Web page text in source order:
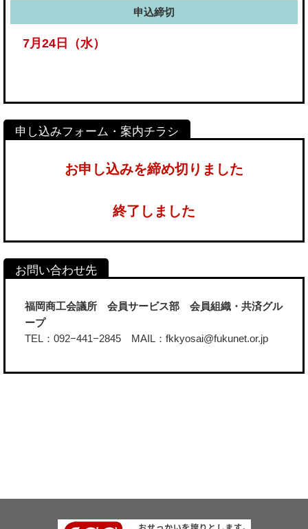
申込締切
7月24日（水）
お申し込みを締め切りました
終了しました
福岡商工会議所 会員サービス部 会員組織・共済グル
ープ
TEL：092−441−2845 MAIL：fkkyosai@fukunet.or.jp